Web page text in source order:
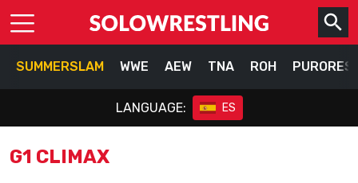
SUMMERSLAM WWE AEW TNA ROH
LANGUAGE: ES
G1 CLIMAX